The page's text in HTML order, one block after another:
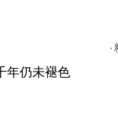
年仍未褪色